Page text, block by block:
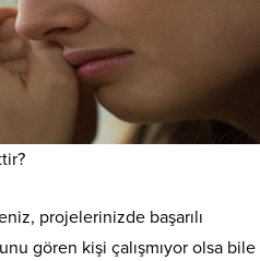
projelerinizde başarılı
gören kişi çalışmıyor olsa bile